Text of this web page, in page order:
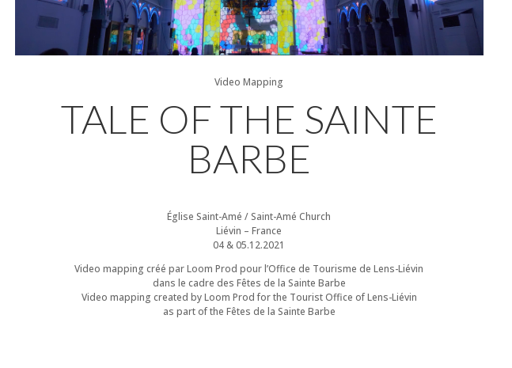
Video Mapping
TALE OF THE SAINTE
BARBE
Église Saint-Amé / Saint-Amé Church
Liévin – France
04 & 05.12.2021
Video mapping créé par Loom Prod pour l’Office de Tourisme de Lens-Liévin
dans le cadre des Fêtes de la Sainte Barbe
Video mapping created by Loom Prod for the Tourist Office of Lens-Liévin
as part of the Fêtes de la Sainte Barbe